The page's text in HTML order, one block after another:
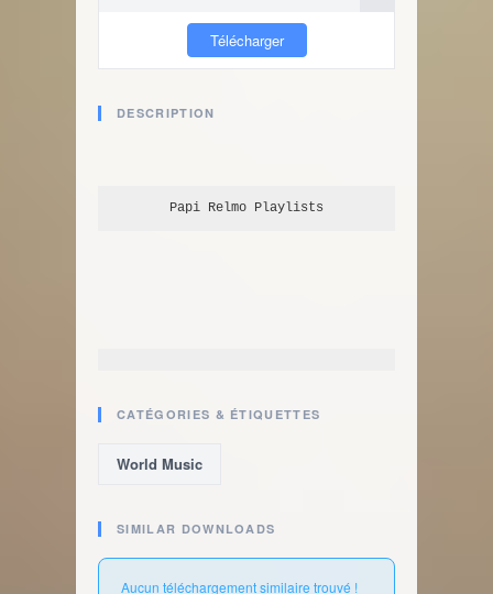
Télécharger
DESCRIPTION
Papi Relmo Playlists
CATÉGORIES & ÉTIQUETTES
World Music
SIMILAR DOWNLOADS
Aucun téléchargement similaire trouvé !